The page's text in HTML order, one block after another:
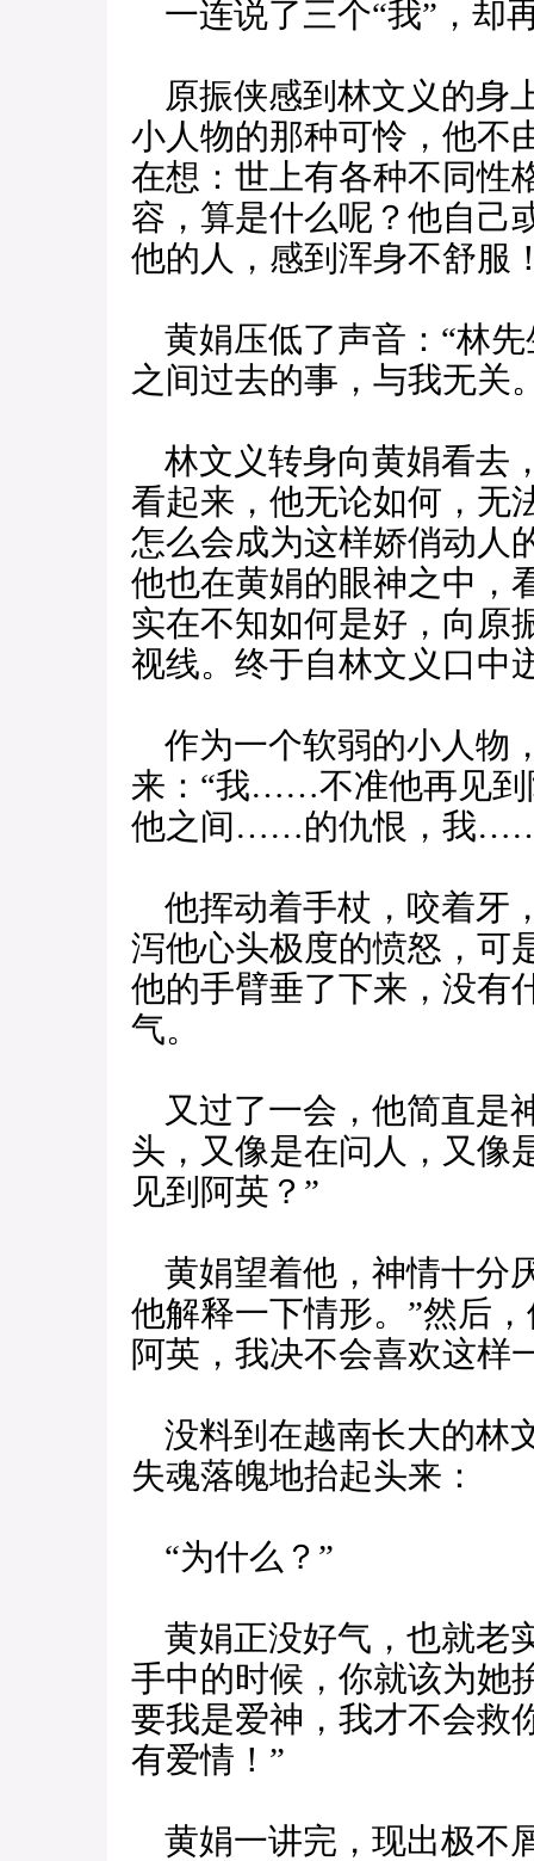
一连说了三个“我”，却
原振侠感到林文义的身
小人物的那种可怜，他不
在想：世上有各种不同性
容，算是什么呢？他自己
他的人，感到浑身不舒服
黄娟压低了声音：“林
之间过去的事，与我无关
林文义转身向黄娟看去
看起来，他无论如何，无
怎么会成为这样娇俏动人
他也在黄娟的眼神之中，
实在不知如何是好，向原
视线。终于自林文义口中
作为一个软弱的小人物
来：“我……不准他再见
他之间……的仇恨，我
他挥动着手杖，咬着牙
泻他心头极度的愤怒，可
他的手臂垂了下来，没有
气。
又过了一会，他简直是
头，又像是在问人，又像
见到阿英？”
黄娟望着他，神情十分
他解释一下情形。”然后
阿英，我决不会喜欢这样
没料到在越南长大的林
失魂落魄地抬起头来：
“为什么？”
黄娟正没好气，也就老
手中的时候，你就该为她
要我是爱神，我才不会救
有爱情！”
黄娟一讲完，现出极不